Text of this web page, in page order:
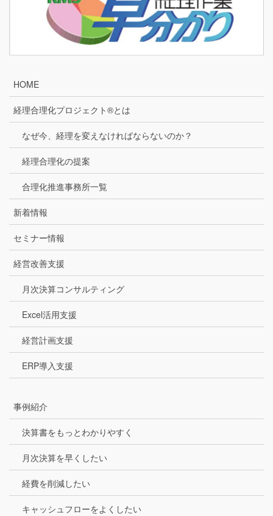
HOME
経理合理化プロジェクト®とは
なぜ今、経理を変えなければならないのか？
経理合理化の提案
合理化推進事務所一覧
新着情報
セミナー情報
経営改善支援
月次決算コンサルティング
Excel活用支援
経営計画支援
ERP導入支援
事例紹介
決算書をもっとわかりやすく
月次決算を早くしたい
経費を削減したい
キャッシュフローをよくしたい